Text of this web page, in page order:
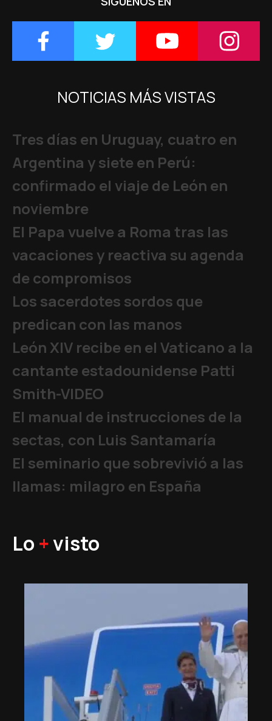
NOTICIAS MÁS VISTAS
Tres días en Uruguay, cuatro en
Argentina y siete en Perú:
confirmado el viaje de León en
noviembre
El Papa vuelve a Roma tras las
vacaciones y reactiva su agenda
de compromisos
Los sacerdotes sordos que
predican con las manos
León XIV recibe en el Vaticano a la
cantante estadounidense Patti
Smith-VIDEO
El manual de instrucciones de la
sectas, con Luis Santamaría
El seminario que sobrevivió a las
llamas: milagro en España
Lo +visto